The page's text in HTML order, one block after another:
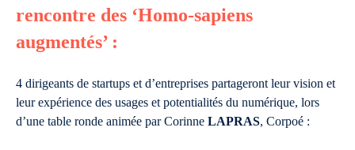
rencontre des ‘Homo-sapiens
augmentés’ :
4 dirigeants de startups et d’entreprises partageront leur vision et
leur expérience des usages et potentialités du numérique, lors
d’une table ronde animée par Corinne LAPRAS, Corpoé :